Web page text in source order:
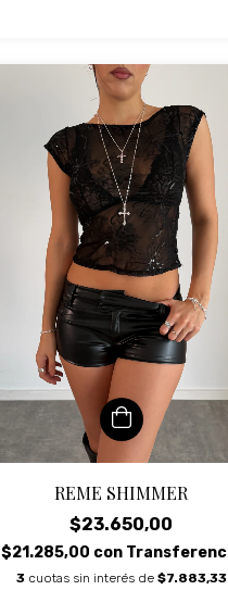
REME SHIMMER
$23.650,00
$21.285,00 con
3 cuotas sin interés de $7.883,33